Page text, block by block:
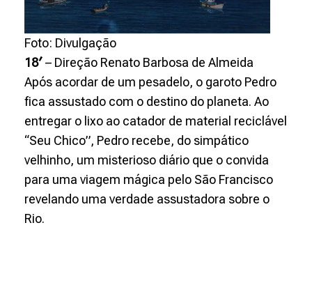
l
h
o
C
h
i
Foto: Divulgação
18′– Direção Renato Barbosa de Almeida
Após acordar de um pesadelo, o garoto Pedro
fica assustado com o destino do planeta. Ao
entregar o lixo ao catador de material reciclável
“Seu Chico”, Pedro recebe, do simpático
velhinho, um misterioso diário que o convida
para uma viagem mágica pelo São Francisco
revelando uma verdade assustadora sobre o
Rio.